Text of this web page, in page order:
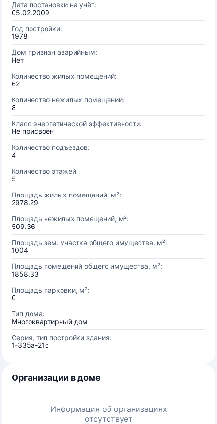
Дата постановки на учёт:
05.02.2009
Год постройки:
1978
Дом признан аварийным:
Нет
Количество жилых помещений:
62
Количество нежилых помещений:
8
Класс энергетической эффективности:
Не присвоен
Количество подъездов:
4
Количество этажей:
5
Площадь жилых помещений, м²:
2978.29
Площадь нежилых помещений, м²:
509.36
Площадь зем. участка общего имущества, м²:
1004
Площадь помещений общего имущества, м²:
1858.33
Площадь парковки, м²:
0
Тип дома:
Многоквартирный дом
Серия, тип постройки здания:
1-335а-21с
Организации в доме
Информация об организациях
отсутствует